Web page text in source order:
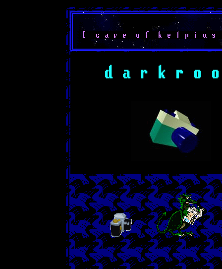
[ c a v e o f k e l p i u
d a r k r o o